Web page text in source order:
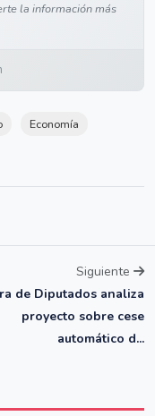
la información más
Economía
Siguiente
de Diputados analiza
proyecto sobre cese
automático d...